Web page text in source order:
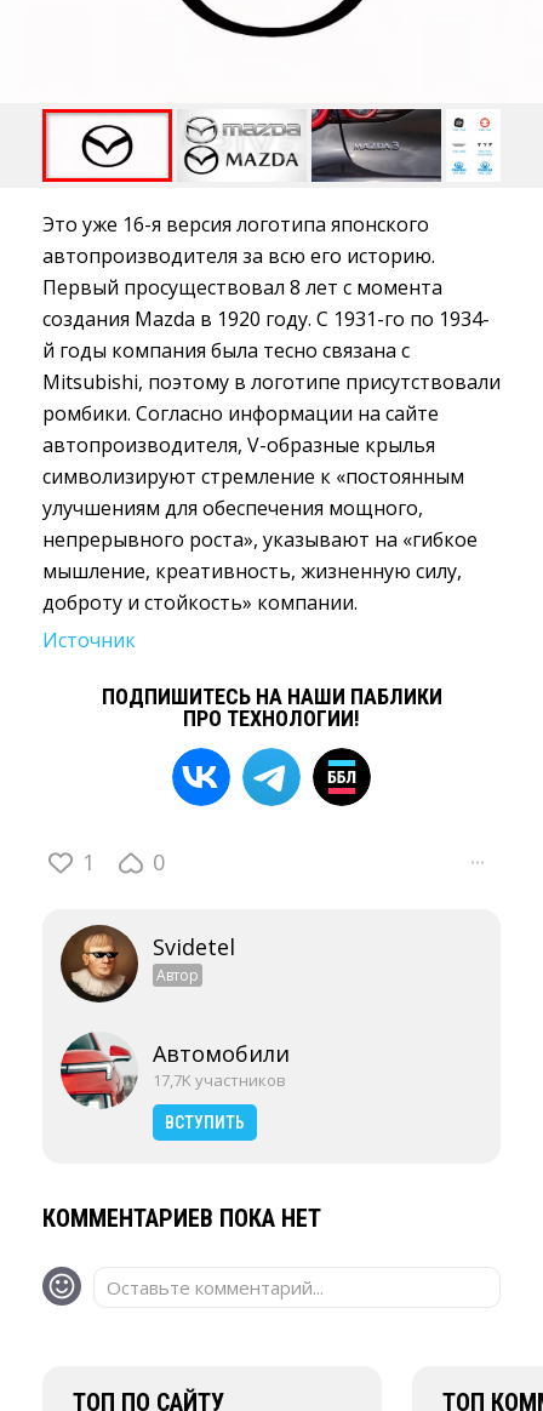
Это уже 16-я версия логотипа японского
автопроизводителя за всю его историю.
Первый просуществовал 8 лет с момента
создания Mazda в 1920 году. С 1931-го по 1934-
й годы компания была тесно связана с
Mitsubishi, поэтому в логотипе присутствовали
ромбики. Согласно информации на сайте
автопроизводителя, V-образные крылья
символизируют стремление к «постоянным
улучшениям для обеспечения мощного,
непрерывного роста», указывают на «гибкое
мышление, креативность, жизненную силу,
доброту и стойкость» компании.
Источник
ПОДПИШИТЕСЬ НА НАШИ ПАБЛИКИ
ПРО ТЕХНОЛОГИИ!
1 0 ···
Svidetel
Автор
Автомобили
17,7K участников
ВСТУПИТЬ
КОММЕНТАРИЕВ ПОКА НЕТ
Оставьте комментарий...
ТОП ПО САЙТУ ТОП